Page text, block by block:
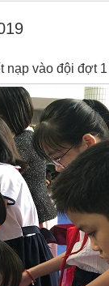
nạp vào đội đợt